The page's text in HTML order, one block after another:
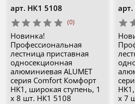
арт. НК1 5108
(0)
Новинка!
Профессиональная
лестница приставная
односекционная
алюминиевая ALUMET
серия Comfort Комфорт
HK1, широкая ступень, 1
х 8 шт. НК1 5108
арт.
х 7